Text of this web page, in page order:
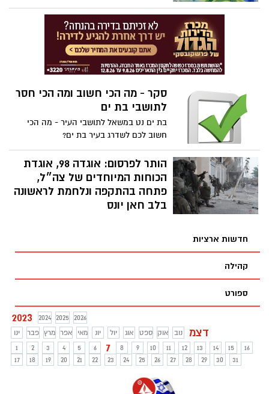
לילדים בגילאי 13-18 מהטבת מס שתעניק להם
נקודות זיכוי ובשורה התחתונה תגדיל להם את
שכר הנטו, אולם לאור הגירעון הצפוי, במשרד
מציעים לדחות את החלת ההטבה לפחות
בשנה
סקר - מה הכי חשוב ומה הכי חסר
לתושבי בת ים
בת ים נט במשאל לתושבי העיר - מה הכי
חשוב לכם לשדרג בעיר בת ים?
הותר לפרסום: אוגדה 98, אוגדת
הכוחות המיוחדים של צה״ל,
פתחה בהתקפה ונלחמת לראשונה
בלב חאן יונס
חדשות ארציות
קהילה
ספורט
2023 2024 2025
2026
ינו
פבר מרץ אפר מאי יונ יול אוג ספט אוק נוב דצמ
1 2 3 4 5 6 7 8 9 10 11 12 13 14 15
16
17
18 19 20 21 22 23 24 25 26 27 28 29 30 31